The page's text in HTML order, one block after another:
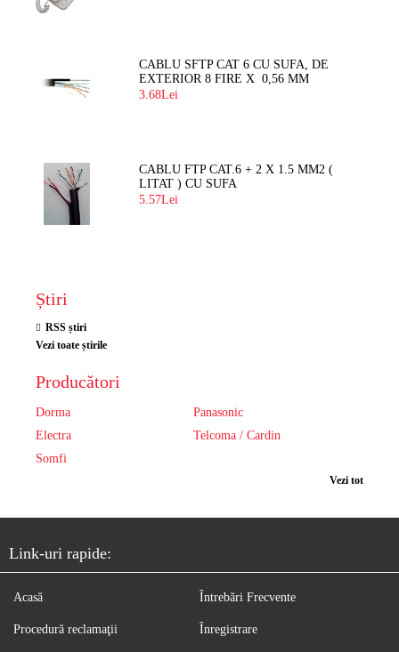
CABLU SFTP CAT 6 CU SUFA, DE
EXTERIOR 8 FIRE X 0,56 MM
3.68Lei
CABLU FTP CAT.6 + 2 X 1.5 MM2 (
LITAT ) CU SUFA
5.57Lei
Știri
RSS știri
Vezi toate știrile
Producători
Dorma
Panasonic
Electra
Telcoma / Cardin
Somfi
Vezi tot
Link-uri rapide:
Acasă
Procedură reclamaţii
Întrebări Frecvente
Înregistrare